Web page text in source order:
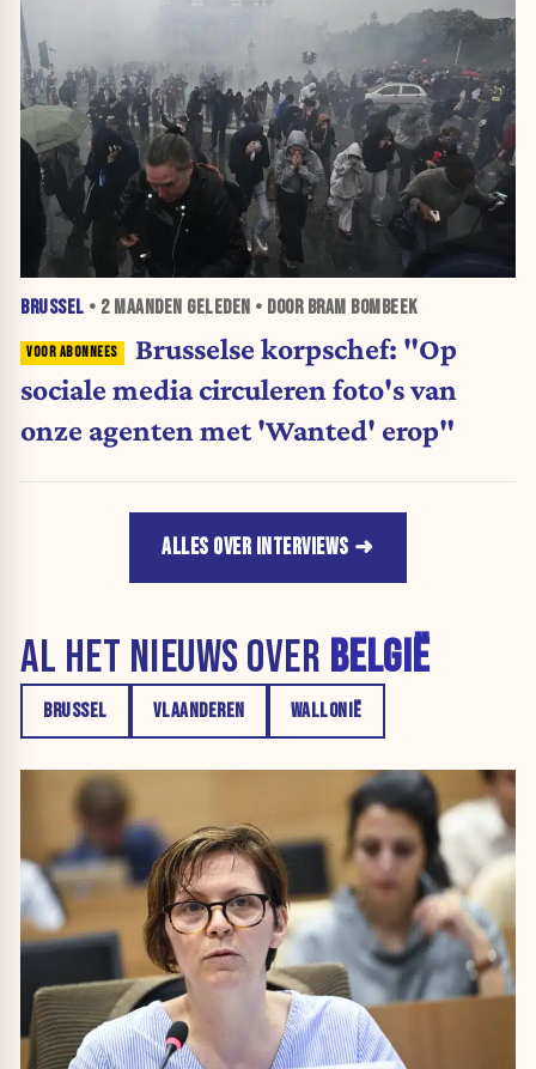
BRUSSEL • 2 MAANDEN GELEDEN • DOOR BRAM BOMBEEK
Brusselse korpschef: "Op
sociale media circuleren foto's van
onze agenten met 'Wanted' erop"
ALLES OVER INTERVIEWS
AL HET NIEUWS OVER BELGIË
BRUSSEL VLAANDEREN WALLONIË